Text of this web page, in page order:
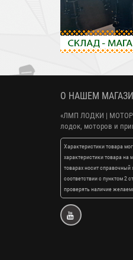
О НАШЕМ
«ЛМП ЛОДКИ |
лодок, моторов и
Характеристики товара
характеристики товара
товарах носит справочный
соответствии с пунктом 2
проверять наличие